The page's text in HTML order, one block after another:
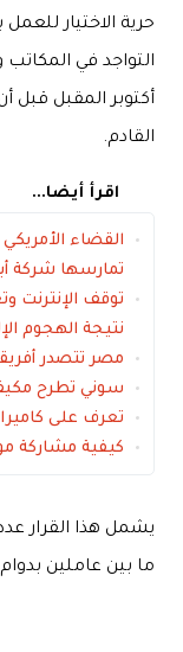
حرية الاختيار
التواجد في
أكتوبر المقبل قبل
القادم.
اقرأ أيضا...
القضاء
تمارسها شركة
نتيجة الهجوم
مصر تتصدر
سوني تطرح
تعرف على كاميرا Periscope القادمة من آيفون في عام 2022
كيفية مشاركة
ما بين عاملين